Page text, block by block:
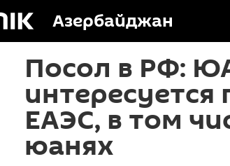
Азербайджан
Посол в РФ:
интересуется
ЕАЭС, в том
юанях